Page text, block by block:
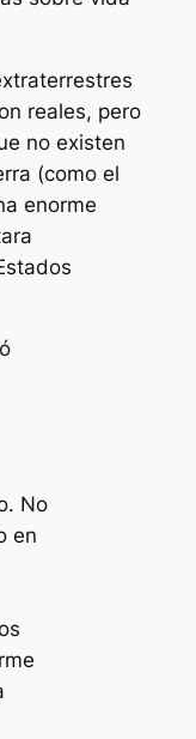
reales, pero
no existen
(como el
enorme
No
en